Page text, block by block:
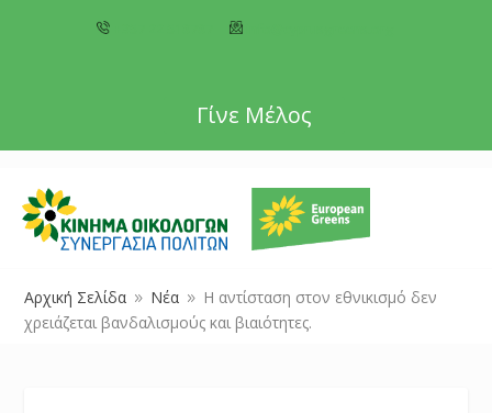
Γίνε Μέλος
Αρχική Σελίδα 9 Νέα 9
Η αντίσταση στον εθνικισμό δεν
χρειάζεται βανδαλισμούς και βιαιότητες.